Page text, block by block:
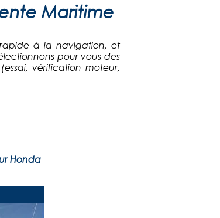
Maritime
à la navigation, et
pour vous des
vérification moteur,
Honda